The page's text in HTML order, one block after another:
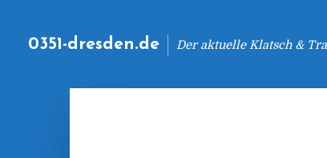
0351-dresden.de Der aktuelle Klatsch &